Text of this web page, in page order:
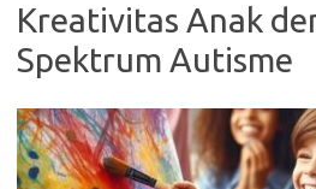
Kreativitas Anak
Spektrum Autisme